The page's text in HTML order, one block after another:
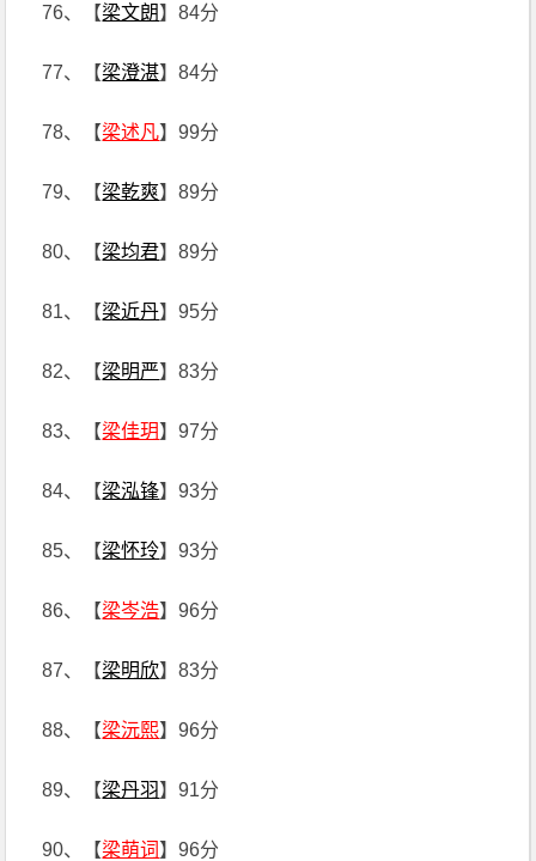
76、【梁文朗】84分
77、【梁澄湛】84分
78、【梁述凡】99分
79、【梁乾爽】89分
80、【梁均君】89分
81、【梁近丹】95分
82、【梁明严】83分
83、【梁佳玥】97分
84、【梁泓锋】93分
85、【梁怀玲】93分
86、【梁岑浩】96分
87、【梁明欣】83分
88、【梁沅熙】96分
89、【梁丹羽】91分
90、【梁萌词 】96分